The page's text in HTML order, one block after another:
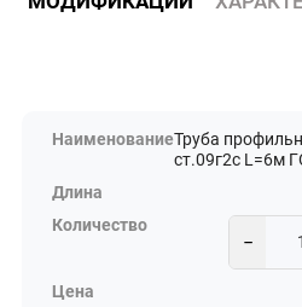
Труба
ст.09г2с L=6м
−